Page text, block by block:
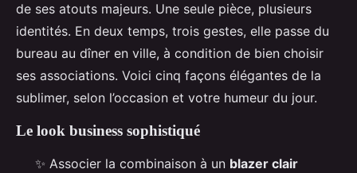
de ses atouts majeurs. Une seule pièce, plusieurs
identités. En deux temps, trois gestes, elle passe du
bureau au dîner en ville, à condition de bien choisir
ses associations. Voici cinq façons élégantes de la
sublimer, selon l’occasion et votre humeur du jour.
Le look business sophistiqué
✨ Associer la combinaison à un blazer clair